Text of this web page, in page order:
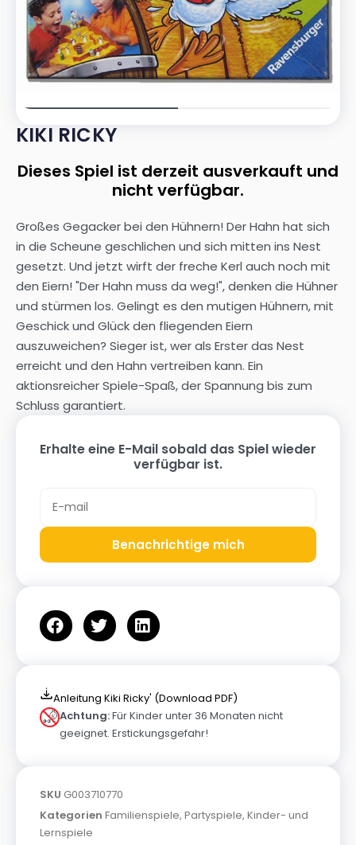
KIKI RICKY
Dieses Spiel ist derzeit ausverkauft und
nicht verfügbar.
Großes Gegacker bei den Hühnern! Der Hahn hat sich
in die Scheune geschlichen und sich mitten ins Nest
gesetzt. Und jetzt wirft der freche Kerl auch noch mit
den Eiern! "Der Hahn muss da weg!", denken die Hühner
und stürmen los. Gelingt es den mutigen Hühnern, mit
Geschick und Glück den fliegenden Eiern
auszuweichen? Sieger ist, wer als Erster das Nest
erreicht und den Hahn vertreiben kann. Ein
aktionsreicher Spiele-Spaß, der Spannung bis zum
Schluss garantiert.
Erhalte eine E-Mail sobald das Spiel wieder
verfügbar ist.
Benachrichtige mich
Anleitung Kiki Ricky' (Download PDF)
Achtung:Für Kinder unter 36 Monaten nicht
geeignet. Erstickungsgefahr!
SKU G003710770
Kategorien Familienspiele, Partyspiele, Kinder- und
Lernspiele